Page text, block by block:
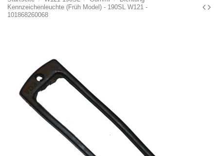
Kennzeichenleuchte (Früh Model) - 190SL W121 -
101868260068